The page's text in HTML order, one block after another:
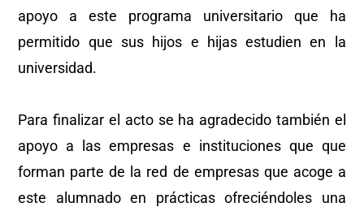
apoyo a este programa universitario que ha
permitido que sus hijos e hijas estudien en la
universidad.
Para finalizar el acto se ha agradecido también el
apoyo a las empresas e instituciones que que
forman parte de la red de empresas que acoge a
este alumnado en prácticas ofreciéndoles una